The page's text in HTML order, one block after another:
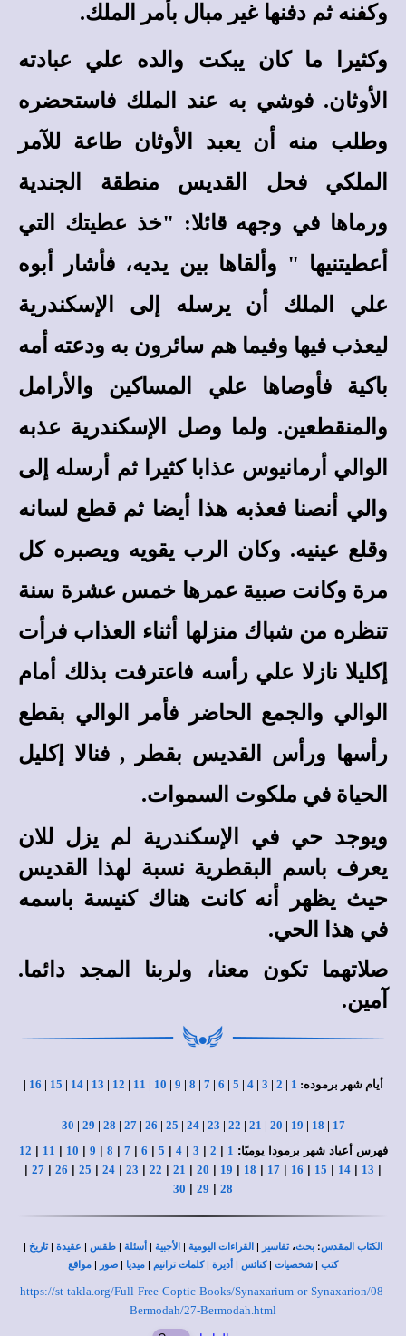
وكفنه ثم دفنها غير مبال بأمر الملك.
وكثيرا ما كان يبكت والده علي عبادته
الأوثان. فوشي به عند الملك فاستحضره
وطلب منه أن يعبد الأوثان طاعة للآمر
الملكي فحل القديس منطقة الجندية
ورماها في وجهه قائلا: "خذ عطيتك التي
أعطيتنيها " وألقاها بين يديه، فأشار أبوه
علي الملك أن يرسله إلى الإسكندرية
ليعذب فيها وفيما هم سائرون به ودعته أمه
باكية فأوصاها علي المساكين والأرامل
والمنقطعين. ولما وصل الإسكندرية عذبه
الوالي أرمانيوس عذابا كثيرا ثم أرسله إلى
والي أنصنا فعذبه هذا أيضا ثم قطع لسانه
وقلع عينيه. وكان الرب يقويه ويصبره كل
مرة وكانت صبية عمرها خمس عشرة سنة
تنظره من شباك منزلها أثناء العذاب فرأت
إكليلا نازلا علي رأسه فاعترفت بذلك أمام
الوالي والجمع الحاضر فأمر الوالي بقطع
رأسها ورأس القديس بقطر , فنالا إكليل
الحياة في ملكوت السموات.
ويوجد حي في الإسكندرية لم يزل للان
يعرف باسم البقطرية نسبة لهذا القديس
حيث يظهر أنه كانت هناك كنيسة باسمه
في هذا الحي.
صلاتهما تكون معنا، ولربنا المجد دائما.
آمين.
أيام شهر برموده: 1
|
2
|
3
|
4
|
5
|
6
|
7
|
8
|
9
|
10
|
11
|
12
|
13
|
14
|
15
|
16
|
17
|
18
|
19
|
20
|
21
|
22
|
23
|
24
|
25
|
26
|
27
|
28
|
29
|
30
فهرس أعياد شهر برمودا يوميًا: 1
|
2
|
3
|
4
|
5
|
6
|
7
|
8
|
9
|
10
|
11
|
12
|
13
|
14
|
15
|
16
|
17
|
18
|
19
|
20
|
21
|
22
|
23
|
24
|
25
|
26
|
27
|
28
|
29
|
30
الكتاب المقدس: بحث،تفاسير | القراءات اليومية | الأجبية | أسئلة | طقس | عقيدة |تاريخ |
كتب | شخصيات |كنائس | أديرة |كلمات ترانيم | ميديا | صور | مواقع
https://st-takla.org/Full-Free-Coptic-Books/Synaxarium-or-Synaxarion/08-
Bermodah/27-Bermodah.html